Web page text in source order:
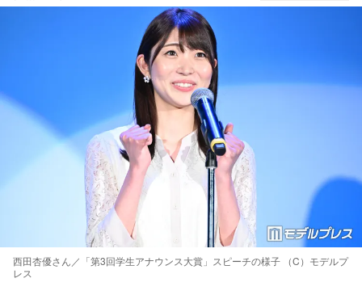
西田杏優さん／「第3回学生アナウンス大賞」スピーチの様子 （C）モデルプ
レス